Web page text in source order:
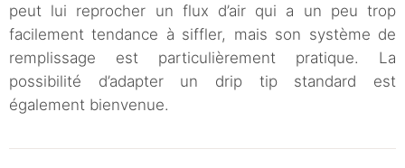
peut lui reprocher un flux d’air qui a un peu trop
facilement tendance à siffler, mais son système de
remplissage est particulièrement pratique. La
possibilité d’adapter un drip tip standard est
également bienvenue.